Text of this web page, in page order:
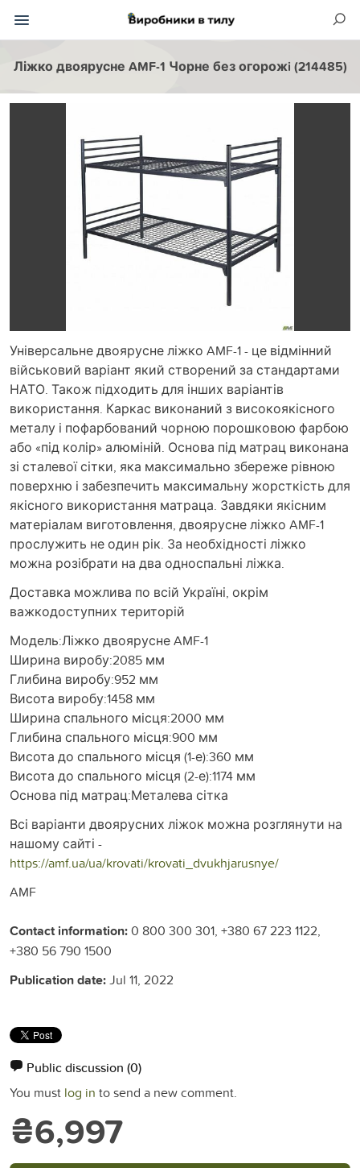
Ліжко двоярусне AMF-1 Чорне без огорожi (214485)
Універсальне двоярусне ліжко AMF-1 - це відмінний
військовий варіант який створений за стандартами
НАТО. Також підходить для інших варіантів
використання. Каркас виконаний з високоякісного
металу і пофарбований чорною порошковою фарбою
або «під колір» алюміній. Основа під матрац виконана
зі сталевої сітки, яка максимально збереже рівною
поверхню і забезпечить максимальну жорсткість для
якісного використання матраца. Завдяки якісним
матеріалам виготовлення, двоярусне ліжко AMF-1
прослужить не один рік. За необхідності ліжко
можна розібрати на два односпальні ліжка.
Доставка можлива по всій Україні, окрім
важкодоступних територій
Модель:Ліжко двоярусне AMF-1
Ширина виробу:2085 мм
Глибина виробу:952 мм
Висота виробу:1458 мм
Ширина спального місця:2000 мм
Глибина спального місця:900 мм
Висота до спального місця (1-е):360 мм
Висота до спального місця (2-е):1174 мм
Основа під матрац:Металева сітка
Всі варіанти двоярусних ліжок можна розглянути на
нашому сайті -
https://amf.ua/ua/krovati/krovati_dvukhjarusnye/
AMF
Contact information:0 800 300 301, +380 67 223 1122,
+380 56 790 1500
Publication date:Jul 11, 2022
Public discussion (0)
You must log in to send a new comment.
₴6,997